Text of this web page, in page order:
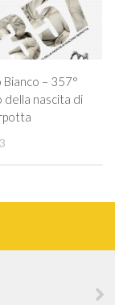
Bianco – 357°
della nascita di